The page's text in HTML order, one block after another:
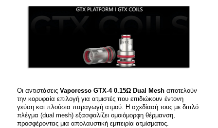
Οι αντιστάσεις Vaporesso GTX-4 0.15Ω Dual Mesh αποτελούν
την κορυφαία επιλογή για ατμιστές που επιδιώκουν έντονη
γεύση και πλούσια παραγωγή ατμού. Η σχεδίασή τους με διπλό
πλέγμα (dual mesh) εξασφαλίζει ομοιόμορφη θέρμανση,
προσφέροντας μια απολαυστική εμπειρία ατμίσματος.